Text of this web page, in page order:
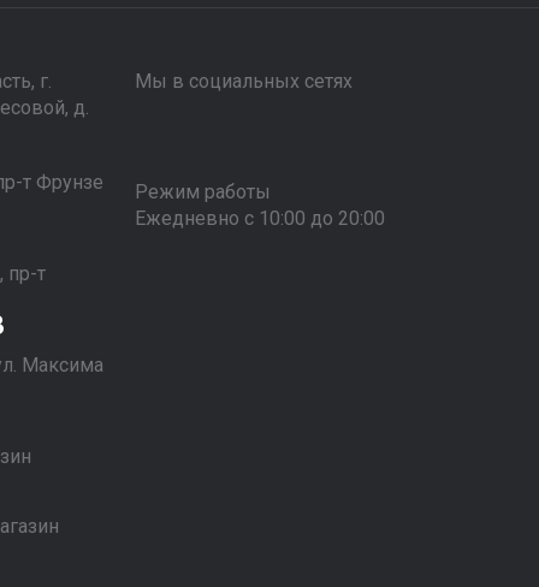
г.
д.
т Фрунзе
пр-т
Максима
Мы в социальных сетях
Режим работы
Ежедневно с 10:00 до 20:00